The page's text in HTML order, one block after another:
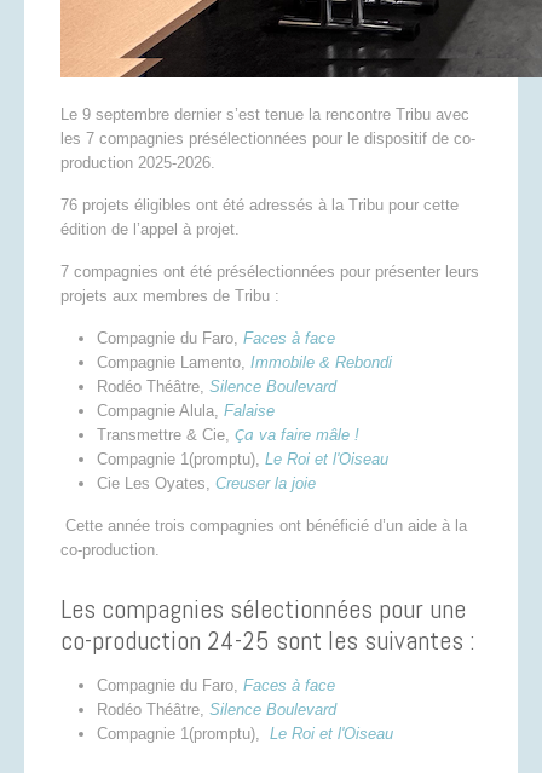
Le 9 septembre dernier s’est tenue la rencontre Tribu avec
les 7 compagnies présélectionnées pour le dispositif de co-
production 2025-2026.
76 projets éligibles ont été adressés à la Tribu pour cette
édition de l’appel à projet.
7 compagnies ont été présélectionnées pour présenter leurs
projets aux membres de Tribu :
Compagnie du Faro, Faces à face
Compagnie Lamento, Immobile & Rebondi
Rodéo Théâtre, Silence Boulevard
Compagnie Alula, Falaise
Transmettre & Cie, Ça va faire mâle !
Compagnie 1(promptu), Le Roi et l'Oiseau
Cie Les Oyates, Creuser la joie
Cette année trois compagnies ont bénéficié d’un aide à la
co-production.
Les compagnies sélectionnées pour une
co-production 24-25 sont les suivantes :
Compagnie du Faro, Faces à face
Rodéo Théâtre, Silence Boulevard
Compagnie 1(promptu), Le Roi et l'Oiseau